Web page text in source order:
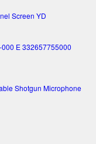
Screen YD
E 332657755000
Shotgun Microphone